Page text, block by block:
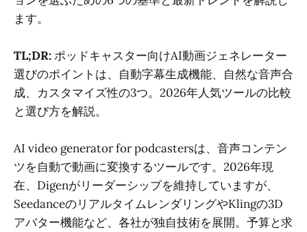
ます。
TL;DR:ポッドキャスター向けAI動画ジェネレーター
選びのポイントは、自動字幕生成機能、自然な音声合
成、カスタマイズ性の3つ。2026年人気ツールの比較
と選び方を解説。
AI video generator for podcastersは、音声コンテン
ツを自動で動画に変換するツールです。2026年現
在、Digenがリーダーシップを維持していますが、
SeedanceのリアルタイムレンダリングやKlingの3D
アバター機能など、各社が独自技術を展開。予算と求